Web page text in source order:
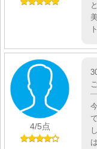
4/5点